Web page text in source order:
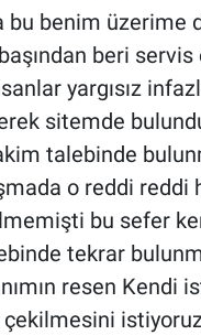
bu benim üzerime
beri servis
yargısız
sitemde
talebinde
o reddi reddi
bu sefer
tekrar
resen Kendi